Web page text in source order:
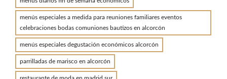
menús especiales a medida para reuniones familiares eventos
celebraciones bodas comuniones bautizos en alcorcón
menús especiales degustación económicos alcorcón
parrilladas de marisco en alcorcón